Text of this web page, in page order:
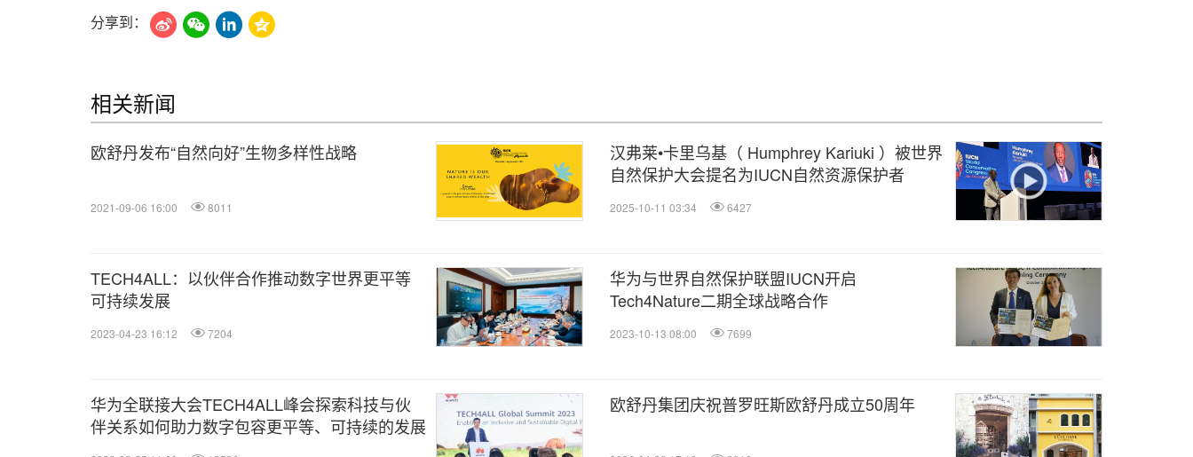
分享到：
相关新闻
欧舒丹发布“自然向好”生物多样性战略
2021-09-06 16:00 8011
汉弗莱•卡里乌基（ Humphrey Kariuki ）被世界
自然保护大会提名为IUCN自然资源保护者
2025-10-11 03:34 6427
TECH4ALL：以伙伴合作推动数字世界更平等
可持续发展
2023-04-23 16:12 7204
华为与世界自然保护联盟IUCN开启
Tech4Nature二期全球战略合作
2023-10-13 08:00 7699
华为全联接大会TECH4ALL峰会探索科技与伙
伴关系如何助力数字包容更平等、可持续的发展
欧舒丹集团庆祝普罗旺斯欧舒丹成立50周年